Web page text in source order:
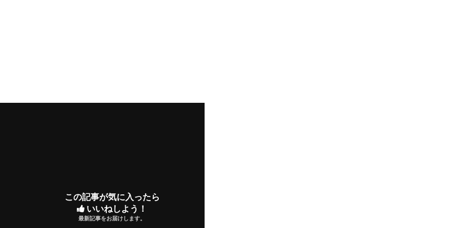
この記事が気に入ったら
いいねしよう！
最新記事をお届けします。